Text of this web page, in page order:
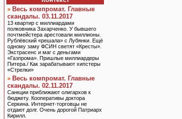
» Весь компромат. Главные
скандалы. 03.11.2017
13 квартир с миллиардами
полковника Захарченко. У бывшего
почтмейстера арестовали миллионы.
Рублёвский «решала» с Лубянки. Ещё
одному заму ФСИН светят «Кресты».
Экстрасенс и маг с деньгами
«Газпрома». Пришлые миллиардеры
Питера./ Как зарабатывают хипстеры
«Стрелки»
» Весь компромат. Главные
скандалы. 02.11.2017
Санкции приближают олигархов к
бюджету. Кооперативы доктора
Серкина. Интернет-торговцы не
отдают долг. Очень дорогой Патриарх
Кирилл.